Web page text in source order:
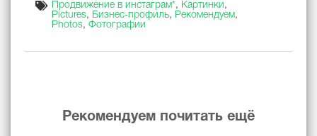
Продвижение в инстаграм*, Картинки ,
Pictures, Бизнес-профиль, Рекомендуем,
Photos, Фотографии
Рекомендуем почитать ещё